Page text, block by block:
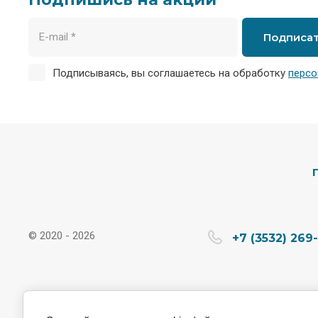
Подписываясь, вы соглашаетесь на обработку
© 2020 - 2026 +7 (3532)